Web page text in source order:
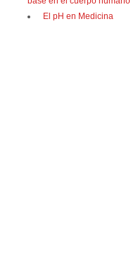
El pH en Medicina